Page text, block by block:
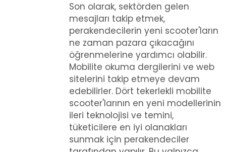
Son olarak, sektörden gelen
mesajları takip etmek,
perakendecilerin yeni scooter'ların
ne zaman pazara çıkacağını
öğrenmelerine yardımcı olabilir.
Mobilite okuma dergilerini ve web
sitelerini takip etmeye devam
edebilirler. Dört tekerlekli mobilite
scooter'larının en yeni modellerinin
ileri teknolojisi ve temini,
tüketicilere en iyi olanakları
sunmak için perakendeciler